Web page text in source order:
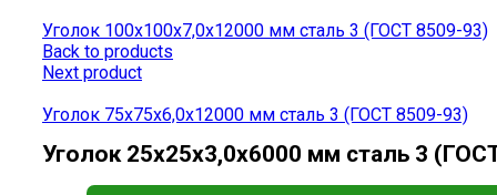
Уголок 100х100х7,0х12000 мм сталь 3 (ГОСТ 8509-93)
Back to products
Next product
Уголок 75х75х6,0х12000 мм сталь 3 (ГОСТ 8509-93)
Уголок 25х25х3,0х6000 мм сталь 3